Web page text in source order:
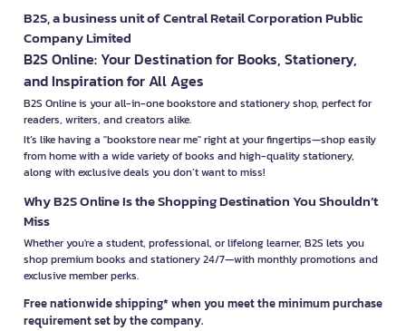
B2S, a business unit of Central Retail Corporation Public
Company Limited
B2S Online: Your Destination for Books, Stationery,
and Inspiration for All Ages
B2S Online is your all-in-one bookstore and stationery shop, perfect for
readers, writers, and creators alike.
It’s like having a "bookstore near me" right at your fingertips—shop easily
from home with a wide variety of books and high-quality stationery,
along with exclusive deals you don’t want to miss!
Why B2S Online Is the Shopping Destination You Shouldn’t
Miss
Whether you're a student, professional, or lifelong learner, B2S lets you
shop premium books and stationery 24/7—with monthly promotions and
exclusive member perks.
Free nationwide shipping* when you meet the minimum purchase
requirement set by the company.